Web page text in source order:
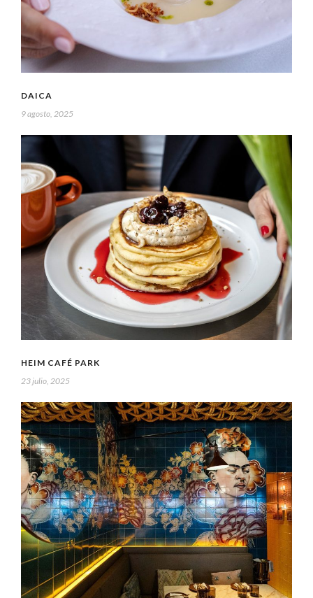
DAICA
9 agosto, 2025
HEIM CAFÉ PARK
23 julio, 2025